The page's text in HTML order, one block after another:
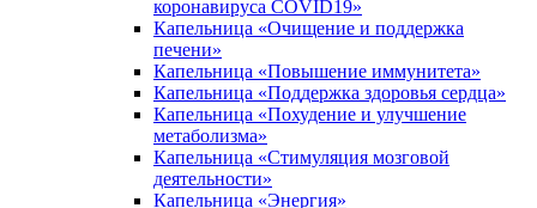
коронавируса COVID19»
Капельница «Очищение и поддержка
печени»
Капельница «Повышение иммунитета»
Капельница «Поддержка здоровья сердца»
Капельница «Похудение и улучшение
метаболизма»
Капельница «Стимуляция мозговой
деятельности»
Капельница «Энергия»